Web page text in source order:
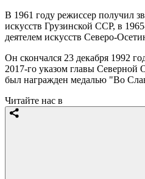
В 1961 году режиссер получил
искусств Грузинской ССР, в
деятелем искусств Северо-
Он скончался 23 декабря 1992
2017-го указом главы Северной
был награжден медалью "Во
Читайте нас в